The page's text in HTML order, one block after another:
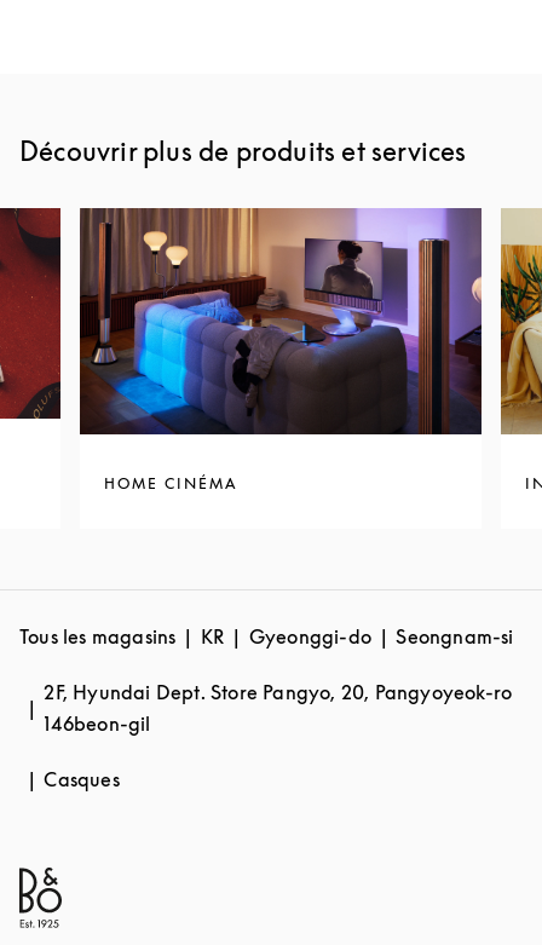
Découvrir plus de produits et services
HOME CINÉMA
Tous les magasins KR Gyeonggi-do Seongnam-si
2F, Hyundai Dept. Store Pangyo, 20, Pangyoyeok-ro
146beon-gil
Casques